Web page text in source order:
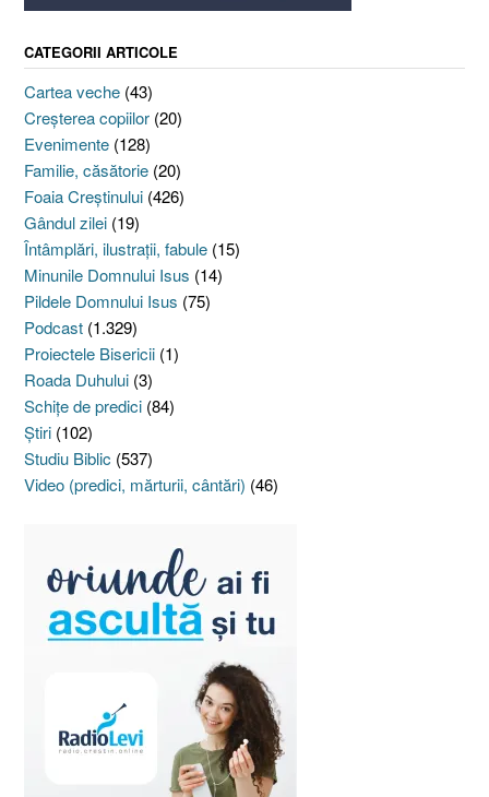
CATEGORII ARTICOLE
Cartea veche (43)
Creşterea copiilor (20)
Evenimente (128)
Familie, căsătorie (20)
Foaia Creştinului (426)
Gândul zilei (19)
Întâmplări, ilustraţii, fabule (15)
Minunile Domnului Isus (14)
Pildele Domnului Isus (75)
Podcast (1.329)
Proiectele Bisericii (1)
Roada Duhului (3)
Schiţe de predici (84)
Ştiri (102)
Studiu Biblic (537)
Video (predici, mărturii, cântări) (46)